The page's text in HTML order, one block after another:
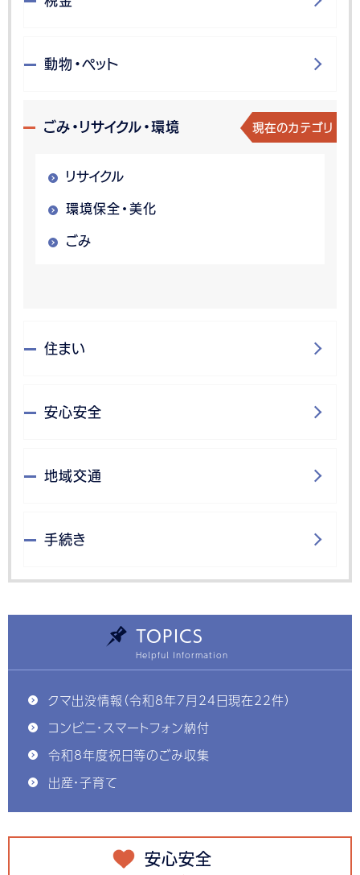
動物・ペット
ごみ・リサイクル・環境 現在のカテゴリ
リサイクル
環境保全・美化
ごみ
住まい
安心安全
地域交通
手続き
TOPICS
クマ出没情報（令和8年7月24日現在22件）
コンビニ・スマートフォン納付
令和8年度祝日等のごみ収集
出産・子育て
安心安全